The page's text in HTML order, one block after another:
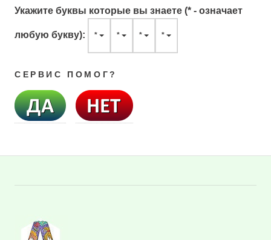
Укажите буквы которые вы знаете (* - означает
любую букву): * * * *
СЕРВИС ПОМОГ?